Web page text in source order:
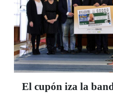
El cupón iza la